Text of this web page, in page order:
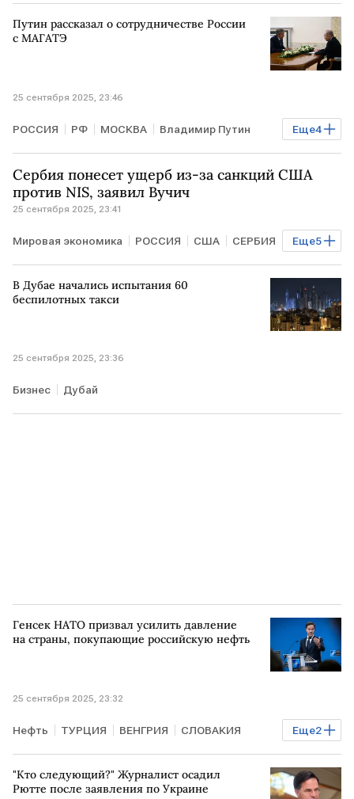
Путин рассказал о сотрудничестве России
с МАГАТЭ
25 сентября 2025, 23:46
Еще4
РОССИЯ РФ МОСКВА Владимир Путин
Рафаэль Гросси Алексей Лихачев МАГАТЭ
Росатом
Сербия понесет ущерб из-за санкций США
против NIS, заявил Вучич
25 сентября 2025, 23:41
Еще5
Мировая экономика РОССИЯ США СЕРБИЯ
Нью-Йорк Александр Вучич Марко Рубио
NIS ООН
В Дубае начались испытания 60
беспилотных такси
25 сентября 2025, 23:36
Бизнес Дубай
Генсек НАТО призвал усилить давление
на страны, покупающие российскую нефть
25 сентября 2025, 23:32
Еще2
Нефть ТУРЦИЯ ВЕНГРИЯ СЛОВАКИЯ
Марк Рютте НАТО
"Кто следующий?" Журналист осадил
Рютте после заявления по Украине